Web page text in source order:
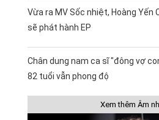
Vừa ra MV Sốc nhiệt, Hoàng Yến
sẽ phát hành EP
Chân dung nam ca sĩ "đông vợ
82 tuổi vẫn phong độ
Xem thêm Âm